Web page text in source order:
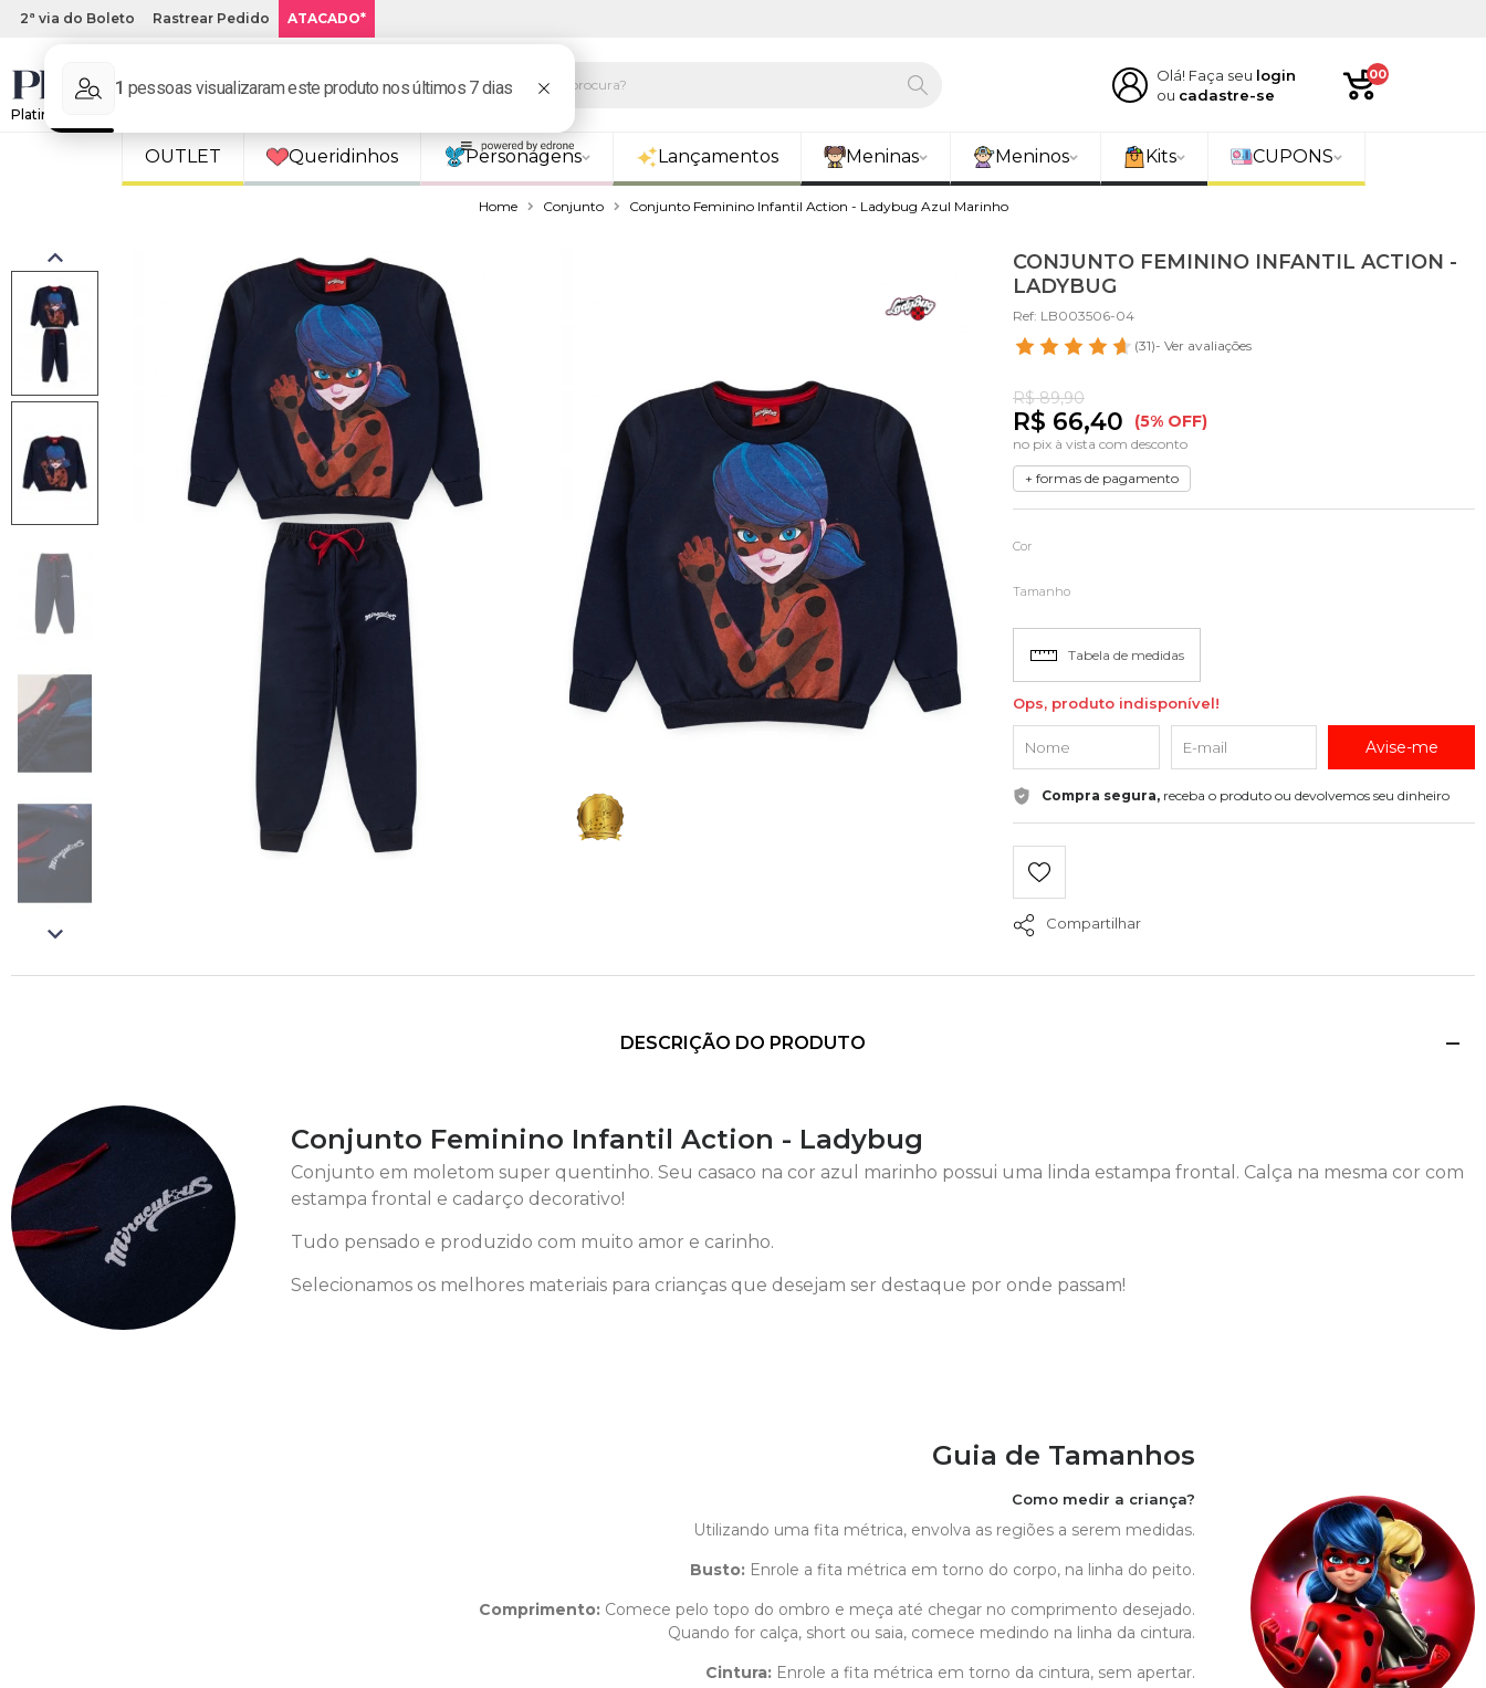
2ª via do Boleto Rastrear Pedido ATACADO*
Platinum Kids: Loja de roupa infantil online.
Olá! Faça seu login
ou cadastre-se
00
OUTLET Queridinhos Personagens Lançamentos Meninas Meninos Kits CUPONS
Home Conjunto Conjunto Feminino Infantil Action - Ladybug Azul Marinho
CONJUNTO FEMININO INFANTIL ACTION -
LADYBUG
Ref: LB003506-04
(31)- Ver avaliações
R$ 89,90
R$ 66,40 (5% OFF)
no pix à vista com desconto
+ formas de pagamento
Cor
Tamanho
Tabela de medidas
Ops, produto indisponível!
Avise-me
Compra segura, receba o produto ou devolvemos seu dinheiro
Compartilhar
DESCRIÇÃO DO PRODUTO
Conjunto Feminino Infantil Action - Ladybug
Conjunto em moletom super quentinho. Seu casaco na cor azul marinho possui uma linda estampa frontal. Calça na mesma cor com
estampa frontal e cadarço decorativo!
Tudo pensado e produzido com muito amor e carinho.
Selecionamos os melhores materiais para crianças que desejam ser destaque por onde passam!
Guia de Tamanhos
Como medir a criança?
Utilizando uma fita métrica, envolva as regiões a serem medidas.
Busto: Enrole a fita métrica em torno do corpo, na linha do peito.
Comprimento: Comece pelo topo do ombro e meça até chegar no comprimento desejado.
Quando for calça, short ou saia, comece medindo na linha da cintura.
Cintura: Enrole a fita métrica em torno da cintura, sem apertar.